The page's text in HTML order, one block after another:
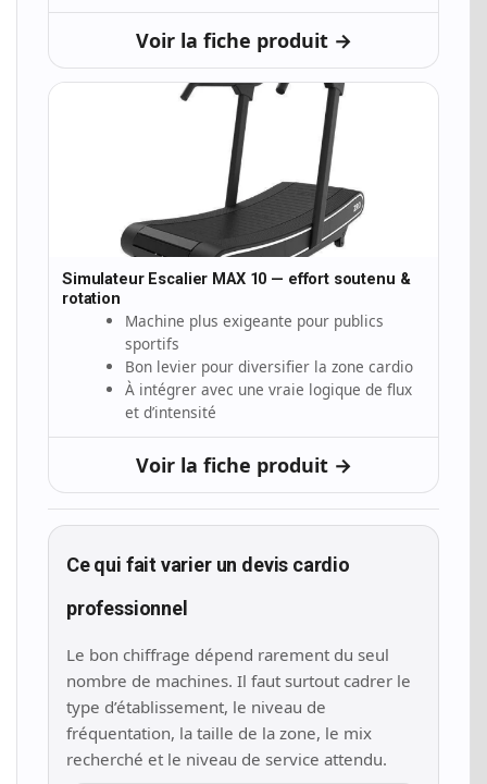
Voir la fiche produit →
Simulateur Escalier MAX 10 — effort soutenu &
rotation
Machine plus exigeante pour publics
sportifs
Bon levier pour diversifier la zone cardio
À intégrer avec une vraie logique de flux
et d’intensité
Voir la fiche produit →
Ce qui fait varier un devis cardio
professionnel
Le bon chiffrage dépend rarement du seul
nombre de machines. Il faut surtout cadrer le
type d’établissement, le niveau de
fréquentation, la taille de la zone, le mix
recherché et le niveau de service attendu.